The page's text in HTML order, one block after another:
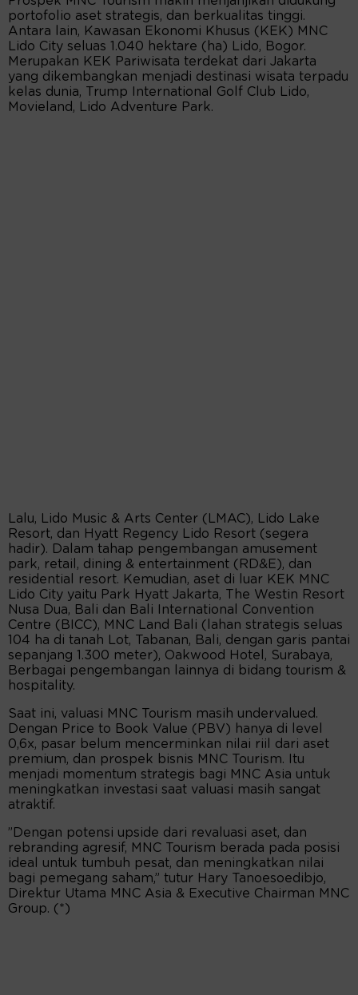
portofolio aset strategis, dan berkualitas tinggi.
Antara lain, Kawasan Ekonomi Khusus (KEK) MNC
Lido City seluas 1.040 hektare (ha) Lido, Bogor.
Merupakan KEK Pariwisata terdekat dari Jakarta
yang dikembangkan menjadi destinasi wisata terpadu
kelas dunia, Trump International Golf Club Lido,
Movieland, Lido Adventure Park.
Lalu, Lido Music & Arts Center (LMAC), Lido Lake
Resort, dan Hyatt Regency Lido Resort (segera
hadir). Dalam tahap pengembangan amusement
park, retail, dining & entertainment (RD&E), dan
residential resort. Kemudian, aset di luar KEK MNC
Lido City yaitu Park Hyatt Jakarta, The Westin Resort
Nusa Dua, Bali dan Bali International Convention
Centre (BICC), MNC Land Bali (lahan strategis seluas
104 ha di tanah Lot, Tabanan, Bali, dengan garis pantai
sepanjang 1.300 meter), Oakwood Hotel, Surabaya,
Berbagai pengembangan lainnya di bidang tourism &
hospitality.
Saat ini, valuasi MNC Tourism masih undervalued.
Dengan Price to Book Value (PBV) hanya di level
0,6x, pasar belum mencerminkan nilai riil dari aset
premium, dan prospek bisnis MNC Tourism. Itu
menjadi momentum strategis bagi MNC Asia untuk
meningkatkan investasi saat valuasi masih sangat
atraktif.
”Dengan potensi upside dari revaluasi aset, dan
rebranding agresif, MNC Tourism berada pada posisi
ideal untuk tumbuh pesat, dan meningkatkan nilai
bagi pemegang saham,” tutur Hary Tanoesoedibjo,
Direktur Utama MNC Asia & Executive Chairman MNC
Group. (*)